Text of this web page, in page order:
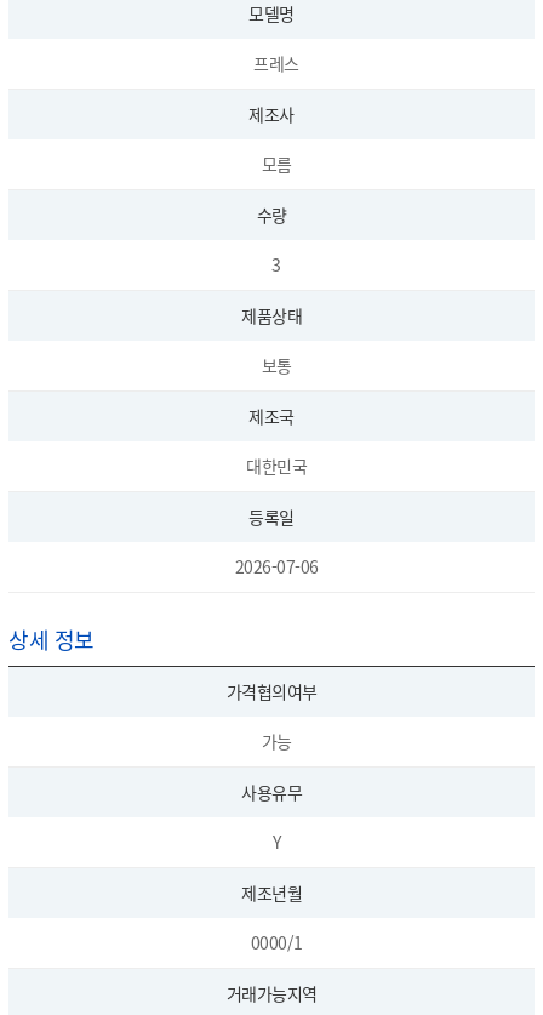
모델명
프레스
제조사
모름
수량
3
제품상태
보통
제조국
대한민국
등록일
2026-07-06
상세 정보
가격협의여부
가능
사용유무
Y
제조년월
0000/1
거래가능지역